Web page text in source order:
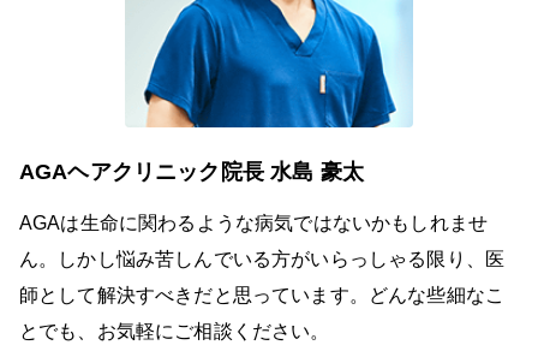
AGAヘアクリニック院長 水島 豪太
AGAは生命に関わるような病気ではないかもしれませ
ん。しかし悩み苦しんでいる方がいらっしゃる限り、医
師として解決すべきだと思っています。どんな些細なこ
とでも、お気軽にご相談ください。